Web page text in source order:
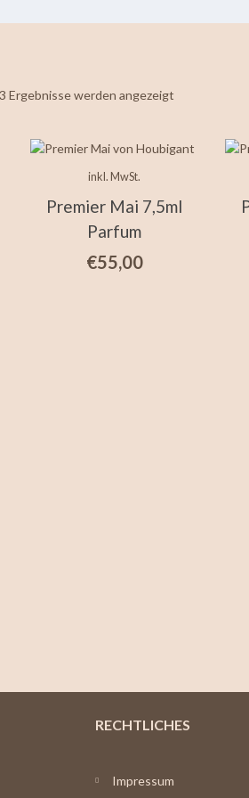
Ergebnisse werden angezeigt
inkl. MwSt.
Premier Mai 7,5ml
Parfum
€55,00
RECHTLICHES
Impressum